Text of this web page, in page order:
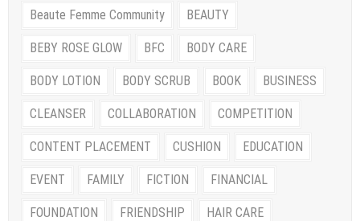
Beaute Femme Community BEAUTY
BEBY ROSE GLOW BFC BODY CARE
BODY LOTION BODY SCRUB BOOK BUSINESS
CLEANSER COLLABORATION COMPETITION
CONTENT PLACEMENT CUSHION EDUCATION
EVENT FAMILY FICTION FINANCIAL
FOUNDATION FRIENDSHIP HAIR CARE